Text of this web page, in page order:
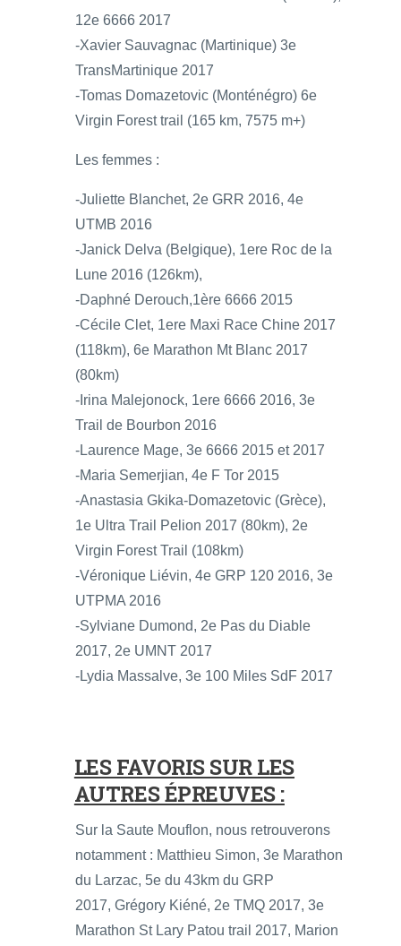
12e 6666 2017
-Xavier Sauvagnac (Martinique) 3e
TransMartinique 2017
-Tomas Domazetovic (Monténégro) 6e
Virgin Forest trail (165 km, 7575 m+)
Les femmes :
-Juliette Blanchet, 2e GRR 2016, 4e
UTMB 2016
-Janick Delva (Belgique), 1ere Roc de la
Lune 2016 (126km),
-Daphné Derouch,1ère 6666 2015
-Cécile Clet, 1ere Maxi Race Chine 2017
(118km), 6e Marathon Mt Blanc 2017
(80km)
-Irina Malejonock, 1ere 6666 2016, 3e
Trail de Bourbon 2016
-Laurence Mage, 3e 6666 2015 et 2017
-Maria Semerjian, 4e F Tor 2015
-Anastasia Gkika-Domazetovic (Grèce),
1e Ultra Trail Pelion 2017 (80km), 2e
Virgin Forest Trail (108km)
-Véronique Liévin, 4e GRP 120 2016, 3e
UTPMA 2016
-Sylviane Dumond, 2e Pas du Diable
2017, 2e UMNT 2017
-Lydia Massalve, 3e 100 Miles SdF 2017
LES FAVORIS SUR LES
AUTRES ÉPREUVES :
Sur la Saute Mouflon, nous retrouverons
notamment : Matthieu Simon, 3e Marathon
du Larzac, 5e du 43km du GRP
2017, Grégory Kiéné, 2e TMQ 2017, 3e
Marathon St Lary Patou trail 2017, Marion